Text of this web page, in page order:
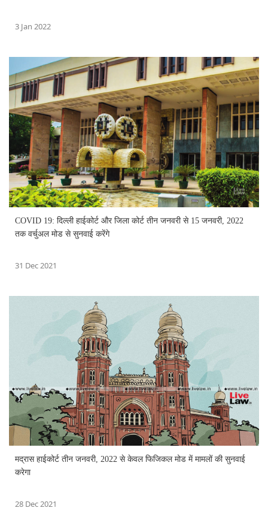
3 Jan 2022
COVID 19: दिल्ली हाईकोर्ट और जिला कोर्ट तीन जनवरी से 15 जनवरी, 2022
तक वर्चुअल मोड से सुनवाई करेंगे
31 Dec 2021
मद्रास हाईकोर्ट तीन जनवरी, 2022 से केवल फिजिकल मोड में मामलों की सुनवाई
करेगा
28 Dec 2021